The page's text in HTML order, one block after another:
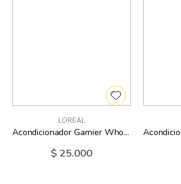
LOREAL
Acondicionador Garnier Whole Blends Smoothing Oil Coconut Oil Y Butter Loreal - 12.5 Oz
$ 25.000